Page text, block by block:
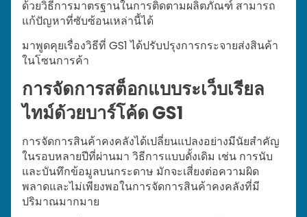
ด้วยวิธีการมาตรฐานในการติดตามผลิตภัณฑ์ สามารถ
แก้ปัญหาที่ซับซ้อนเหล่านี้ได้
มาพูดคุยเรื่องวิธีที่ GS1 ได้ปรับปรุงการกระจายส่งสินค้า
ในโซนการค้า
การจัดการสต็อกแบบระเว็บเรียล
ไทม์ด้วยบาร์โค้ด GS1
การจัดการสินค้าคงคลังได้เปลี่ยนแปลงอย่างมีนัยสำคัญ
ในรอบหลายปีที่ผ่านมา วิธีการแบบดั้งเดิม เช่น การนับ
และบันทึกข้อมูลบนกระดาษ มักจะเสี่ยงต่อความผิด
พลาดและไม่เพียงพอในการจัดการสินค้าคงคลังที่มี
ปริมาณมากมาย